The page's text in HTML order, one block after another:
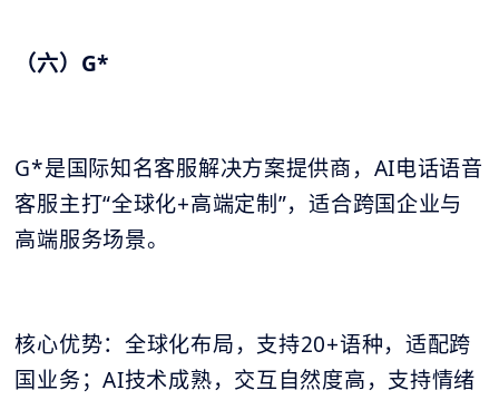
（六）G*
G*是国际知名客服解决方案提供商，AI电话语音
客服主打“全球化+高端定制”，适合跨国企业与
高端服务场景。
核心优势：全球化布局，支持20+语种，适配跨
国业务；AI技术成熟，交互自然度高，支持情绪